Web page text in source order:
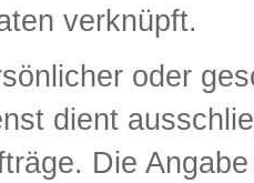
verknüpft.
oder
dient
Die